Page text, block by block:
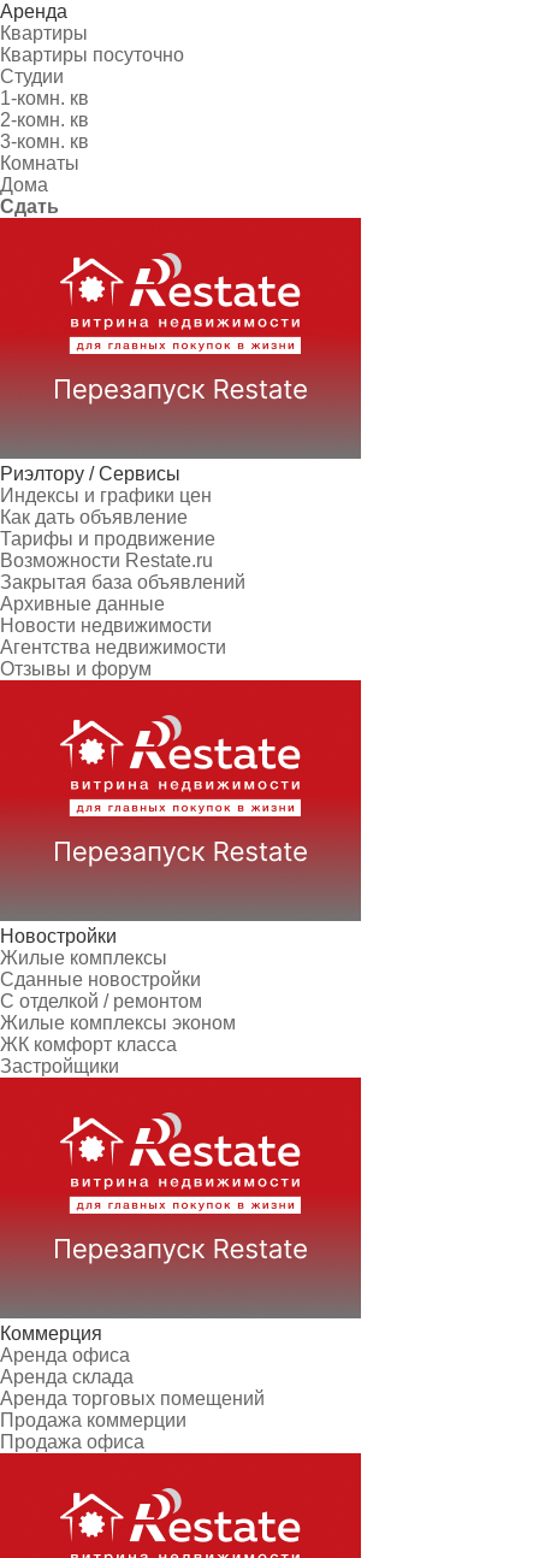
Аренда
Квартиры
Квартиры посуточно
Студии
1-комн. кв
2-комн. кв
3-комн. кв
Комнаты
Дома
Сдать
Риэлтору / Сервисы
Индексы и графики цен
Как дать объявление
Тарифы и продвижение
Возможности Restate.ru
Закрытая база объявлений
Архивные данные
Новости недвижимости
Агентства недвижимости
Отзывы и форум
Новостройки
Жилые комплексы
Сданные новостройки
С отделкой / ремонтом
Жилые комплексы эконом
ЖК комфорт класса
Застройщики
Коммерция
Аренда офиса
Аренда склада
Аренда торговых помещений
Продажа коммерции
Продажа офиса